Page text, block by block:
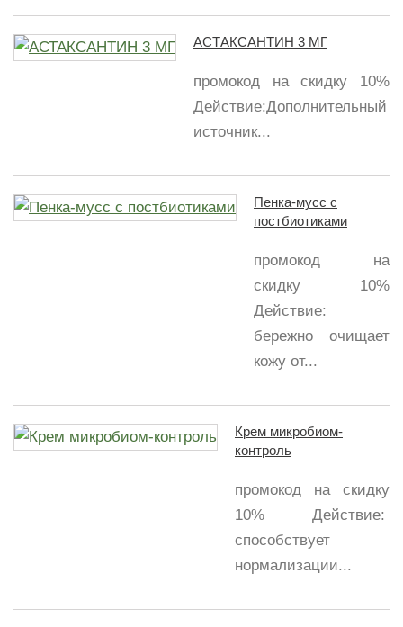
АСТАКСАНТИН 3 МГ
промокод на скидку 10%
Действие:Дополнительный
источник...
Пенка-мусс с
постбиотиками
промокод на
скидку 10%
Действие:
бережно очищает
кожу от...
Крем микробиом-
контроль
промокод на скидку
10% Действие:
способствует
нормализации...